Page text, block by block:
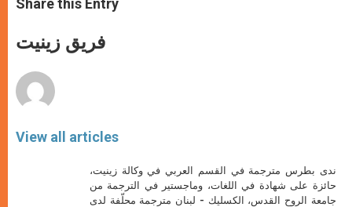
s
p
p
e
g
e
b
o
k
Share this Entry
فريق زينيت
View all articles
ندى بطرس مترجمة في القسم العربي في وكالة زينيت،
حائزة على شهادة في اللغات، وماجستير في الترجمة من
جامعة الروح القدس، الكسليك - لبنان مترجمة محلّفة لدى